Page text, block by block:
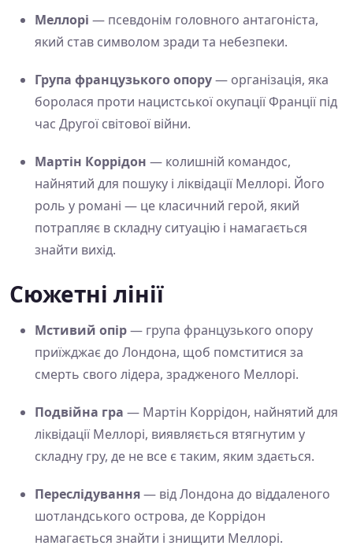
Меллорі — псевдонім головного антагоніста,
який став символом зради та небезпеки.
Група французького опору— організація, яка
боролася проти нацистської окупації Франції під
час Другої світової війни.
Мартін Коррідон — колишній командос,
найнятий для пошуку і ліквідації Меллорі. Його
роль у романі — це класичний герой, який
потрапляє в складну ситуацію і намагається
знайти вихід.
Сюжетні лінії
Мстивий опір— група французького опору
приїжджає до Лондона, щоб помститися за
смерть свого лідера, зрадженого Меллорі.
Подвійна гра — Мартін Коррідон, найнятий для
ліквідації Меллорі, виявляється втягнутим у
складну гру, де не все є таким, яким здається.
Переслідування— від Лондона до віддаленого
шотландського острова, де Коррідон
намагається знайти і знищити Меллорі.